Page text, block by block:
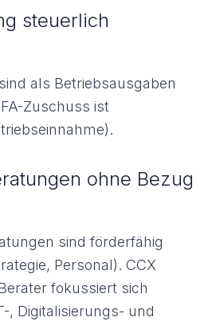
steuerlich
als Betriebsausgaben
Zuschuss ist
ohne Bezug
sind förderfähig
Personal). CCX
fokussiert sich
, Digitalisierungs- und